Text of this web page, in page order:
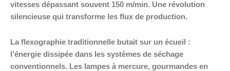
vitesses dépassant souvent 150 m/min. Une révolution
silencieuse qui transforme les flux de production.
La flexographie traditionnelle butait sur un écueil :
l’énergie dissipée dans les systèmes de séchage
conventionnels. Les lampes à mercure, gourmandes en